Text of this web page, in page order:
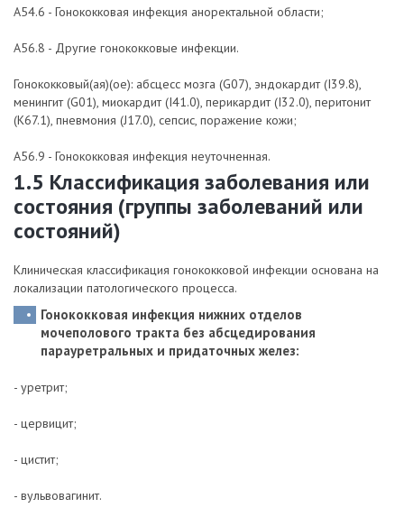
A54.6 - Гонококковая инфекция аноректальной области;
A56.8 - Другие гонококковые инфекции.
Гонококковый(ая)(ое): абсцесс мозга (G07), эндокардит (I39.8),
менингит (G01), миокардит (I41.0), перикардит (I32.0), перитонит
(K67.1), пневмония (J17.0), сепсис, поражение кожи;
A56.9 - Гонококковая инфекция неуточненная.
1.5 Классификация заболевания или
состояния (группы заболеваний или
состояний)
Клиническая классификация гонококковой инфекции основана на
локализации патологического процесса.
Гонококковая инфекция нижних отделов
мочеполового тракта без абсцедирования
парауретральных и придаточных желез:
- уретрит;
- цервицит;
- цистит;
- вульвовагинит.